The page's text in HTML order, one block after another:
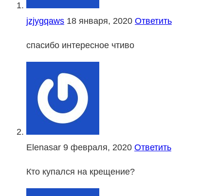
jzjygqaws 18 января, 2020 Ответить
спасибо интересное чтиво
Elenasar 9 февраля, 2020 Ответить
Кто купался на крещение?